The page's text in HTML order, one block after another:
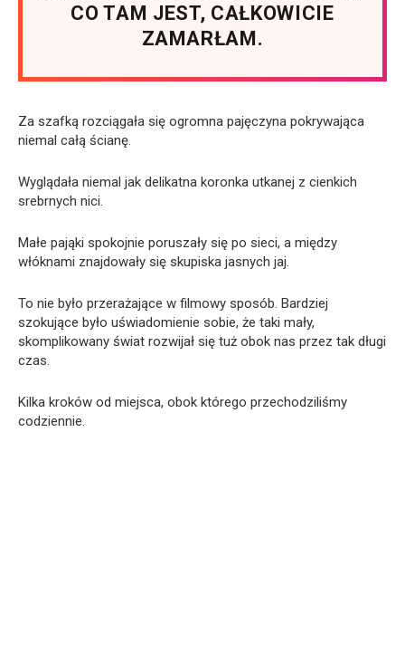
CO TAM JEST, CAŁKOWICIE
ZAMARŁAM.
Za szafką rozciągała się ogromna pajęczyna pokrywająca
niemal całą ścianę.
Wyglądała niemal jak delikatna koronka utkanej z cienkich
srebrnych nici.
Małe pająki spokojnie poruszały się po sieci, a między
włóknami znajdowały się skupiska jasnych jaj.
To nie było przerażające w filmowy sposób. Bardziej
szokujące było uświadomienie sobie, że taki mały,
skomplikowany świat rozwijał się tuż obok nas przez tak długi
czas.
Kilka kroków od miejsca, obok którego przechodziliśmy
codziennie.